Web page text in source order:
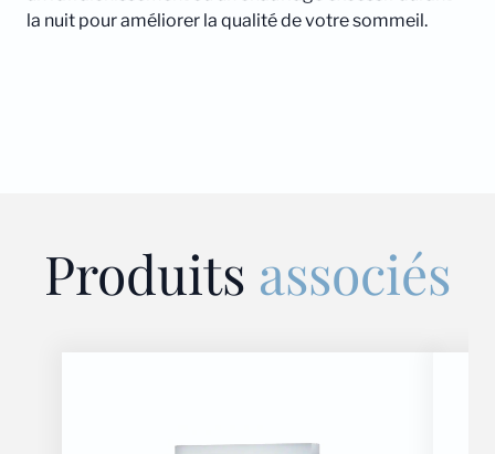
la nuit pour améliorer la qualité de votre sommeil.
Produits associés